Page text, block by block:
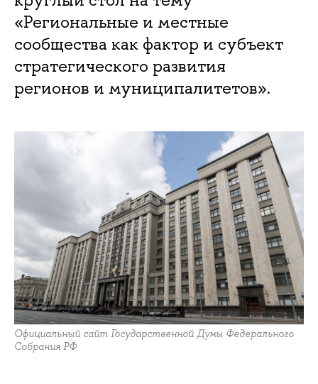
«Региональные и местные
сообщества как фактор и субъект
стратегического развития
регионов и муниципалитетов».
Официальный сайт Государственной Думы Федерального
Собрания РФ